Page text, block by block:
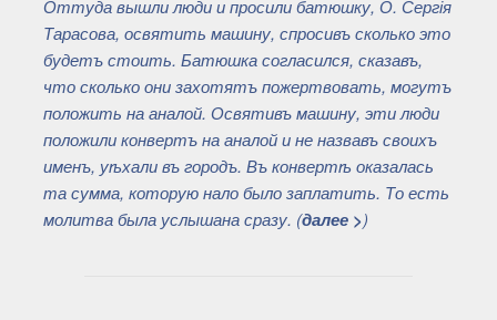
Оттуда вышли люди и просили батюшку, О. Сергія
Тарасова, освятить машину, спросивъ сколько это
будетъ стоить. Батюшка согласился, сказавъ,
что сколько они захотятъ пожертвовать, могутъ
положить на аналой. Освятивъ машину, эти люди
положили конвертъ на аналой и не назвавъ своихъ
именъ, уѣхали въ городъ. Въ конвертѣ оказалась
та сумма, которую нало было заплатить. То есть
молитва была услышана сразу. (далее >)